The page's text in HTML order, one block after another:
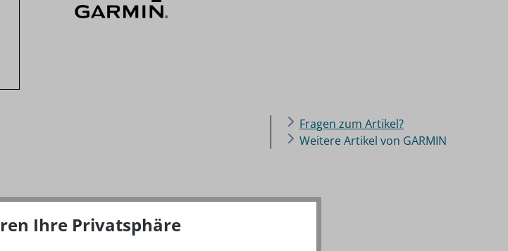
Fragen zum Artikel?
Weitere Artikel von GARMIN
Ihre Privatsphäre